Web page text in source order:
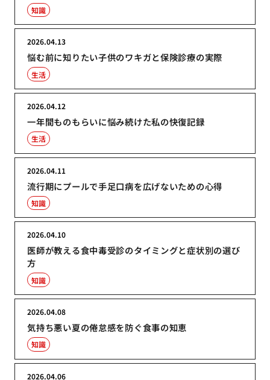
知識
悩む前に知りたい子供のワキガと保険診療の実際
2026.04.13
生活
一年間ものもらいに悩み続けた私の快復記録
2026.04.12
生活
流行期にプールで手足口病を広げないための心得
2026.04.11
知識
医師が教える食中毒受診のタイミングと症状別の選び
方
2026.04.10
知識
気持ち悪い夏の倦怠感を防ぐ食事の知恵
2026.04.08
知識
2026.04.06